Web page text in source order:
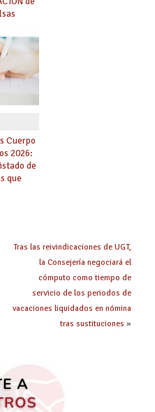
a
Cuerpo
2026:
de
que
Tras las reivindicaciones de UGT,
la Consejería negociará el
cómputo como tiempo de
servicio de los periodos de
vacaciones liquidados en nómina
tras sustituciones »